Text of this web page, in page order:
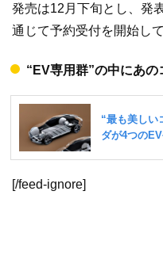
発売は12月下旬とし、発
通じて予約受付を開始して
“EV専用群”の中にあ
[/feed-ignore]